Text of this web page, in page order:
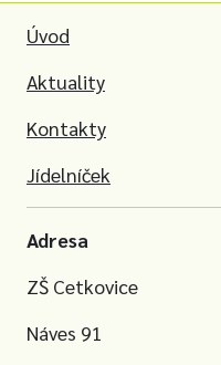
Úvod
Aktuality
Kontakty
Jídelníček
Adresa
ZŠ Cetkovice
Náves 91